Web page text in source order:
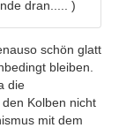
dran..... )
schön glatt
bleiben.
die
Kolben nicht
mit dem